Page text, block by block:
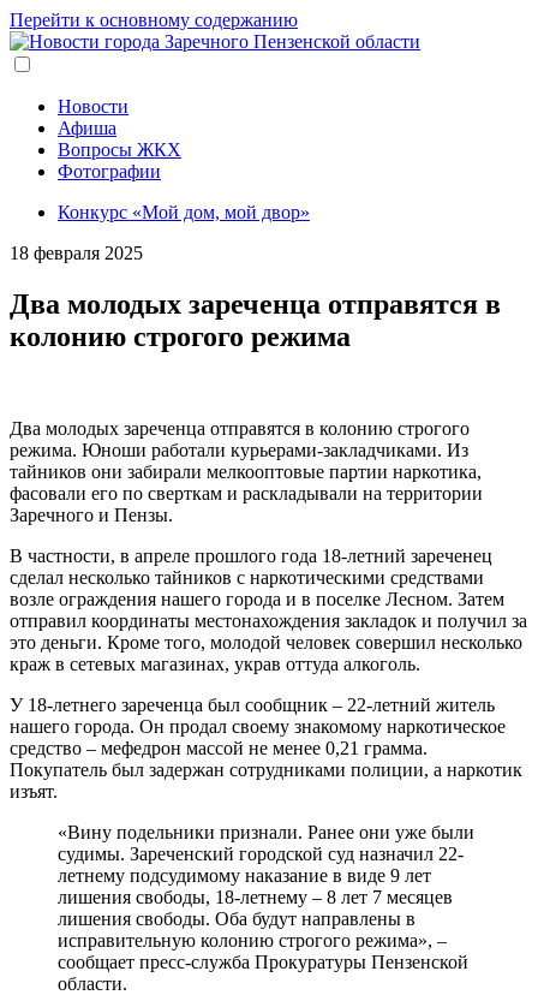
Перейти к основному содержанию
Новости
Афиша
Вопросы ЖКХ
Фотографии
Конкурс «Мой дом, мой двор»
18 февраля 2025
Два молодых зареченца отправятся в
колонию строгого режима
Два молодых зареченца отправятся в колонию строгого
режима. Юноши работали курьерами-закладчиками. Из
тайников они забирали мелкооптовые партии наркотика,
фасовали его по сверткам и раскладывали на территории
Заречного и Пензы.
В частности, в апреле прошлого года 18-летний зареченец
сделал несколько тайников с наркотическими средствами
возле ограждения нашего города и в поселке Лесном. Затем
отправил координаты местонахождения закладок и получил за
это деньги. Кроме того, молодой человек совершил несколько
краж в сетевых магазинах, украв оттуда алкоголь.
У 18-летнего зареченца был сообщник – 22-летний житель
нашего города. Он продал своему знакомому наркотическое
средство – мефедрон массой не менее 0,21 грамма.
Покупатель был задержан сотрудниками полиции, а наркотик
изъят.
«Вину подельники признали. Ранее они уже были
судимы. Зареченский городской суд назначил 22-
летнему подсудимому наказание в виде 9 лет
лишения свободы, 18-летнему – 8 лет 7 месяцев
лишения свободы. Оба будут направлены в
исправительную колонию строгого режима», –
сообщает пресс-служба Прокуратуры Пензенской
области.